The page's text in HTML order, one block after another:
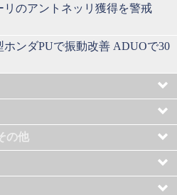
リのアントネッリ獲得を警戒
ンダPUで振動改善 ADUOで30
の他